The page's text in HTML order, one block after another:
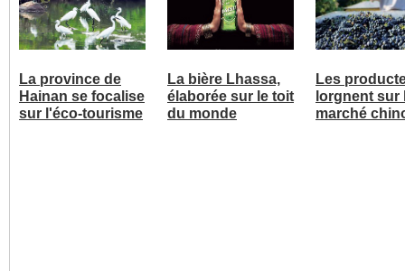
La province de
Hainan se focalise
sur l'éco-tourisme
La bière Lhassa,
élaborée sur le toit
du monde
Les
lorgnent sur
marché